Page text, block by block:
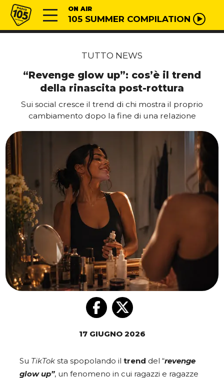
Vai al contenuto
Radio 105 ON AIR
105 SUMMER COMPILATION
TUTTO NEWS
“Revenge glow up”: cos’è il trend
della rinascita post-rottura
Sui social cresce il trend di chi mostra il proprio
cambiamento dopo la fine di una relazione
17 GIUGNO 2026
Su TikTok sta spopolando il trend del “revenge
glow up”, un fenomeno in cui ragazzi e ragazze